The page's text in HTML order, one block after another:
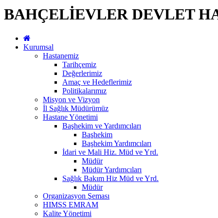
BAHÇELİEVLER DEVLET
Kurumsal
Hastanemiz
Tarihçemiz
Değerlerimiz
Amaç ve Hedeflerimiz
Politikalarımız
Misyon ve Vizyon
İl Sağlık Müdürümüz
Hastane Yönetimi
Başhekim ve Yardımcıları
Başhekim
Başhekim Yardımcıları
İdari ve Mali Hiz. Müd ve Yrd.
Müdür
Müdür Yardımcıları
Sağlık Bakım Hiz Müd ve Yrd.
Müdür
Organizasyon Şeması
HIMSS EMRAM
Kalite Yönetimi